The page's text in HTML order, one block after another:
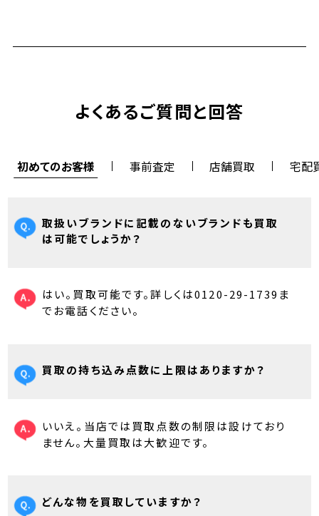
よくあるご質問と回答
初めてのお客様 事前査定 店舗買取 宅配
取扱いブランドに記載のないブランドも買取
は可能でしょうか？
はい。買取可能です。詳しくは0120-29-1739ま
でお電話ください。
買取の持ち込み点数に上限はありますか？
いいえ。当店では買取点数の制限は設けており
ません。大量買取は大歓迎です。
どんな物を買取していますか？